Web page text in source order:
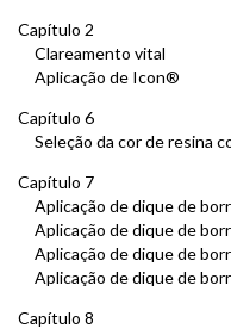
Capítulo 2
Clareamento vital
Aplicação de Icon®
Capítulo 6
Seleção da cor de resina
Capítulo 7
Aplicação de dique de
Aplicação de dique de
Aplicação de dique de
Aplicação de dique de
Capítulo 8